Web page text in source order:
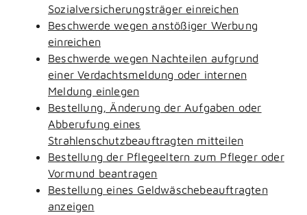
Sozialversicherungsträger einreichen
Beschwerde wegen anstößiger Werbung
einreichen
Beschwerde wegen Nachteilen aufgrund
einer Verdachtsmeldung oder internen
Meldung einlegen
Bestellung, Änderung der Aufgaben oder
Abberufung eines
Strahlenschutzbeauftragten mitteilen
Bestellung der Pflegeeltern zum Pfleger oder
Vormund beantragen
Bestellung eines Geldwäschebeauftragten
anzeigen